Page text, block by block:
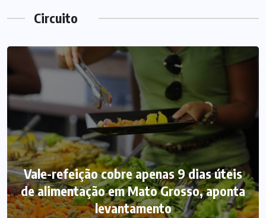
Circuito
Vale-refeição cobre apenas 9 dias úteis
de alimentação em Mato Grosso, aponta
levantamento